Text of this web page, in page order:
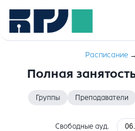
Расписание
Полная
Группы Преподаватели
Свободные ауд.